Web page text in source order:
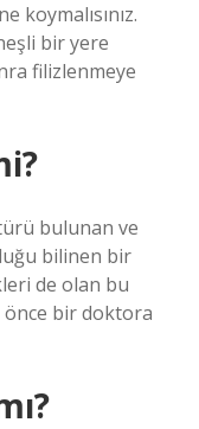
koymalısınız.
bir yere
filizlenmeye
bulunan ve
bilinen bir
de olan bu
önce bir doktora